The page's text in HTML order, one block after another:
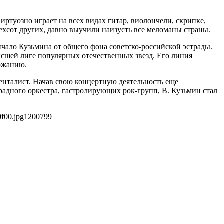
играет на всех видах гитар, виолончели, скрипке,
других, давно выучили наизусть все меломаны страны.
Кузьмина от общего фона советско-российской эстрады.
лиге популярных отечественных звезд. Его линия
Начав свою концертную деятельность еще
оркестра, гастролирующих рок-групп, В. Кузьмин стал
1200799